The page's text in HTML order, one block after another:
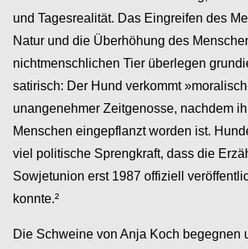
und Tagesrealität. Das Eingreifen des
Natur und die Überhöhung des
nichtmenschlichen Tier überlegen
satirisch: Der Hund verkommt
unangenehmer Zeitgenosse, nachdem
Menschen eingepflanzt worden ist.
viel politische Sprengkraft, dass die
Sowjetunion erst 1987 offiziell
konnte.²
Die Schweine von Anja Koch begegnen